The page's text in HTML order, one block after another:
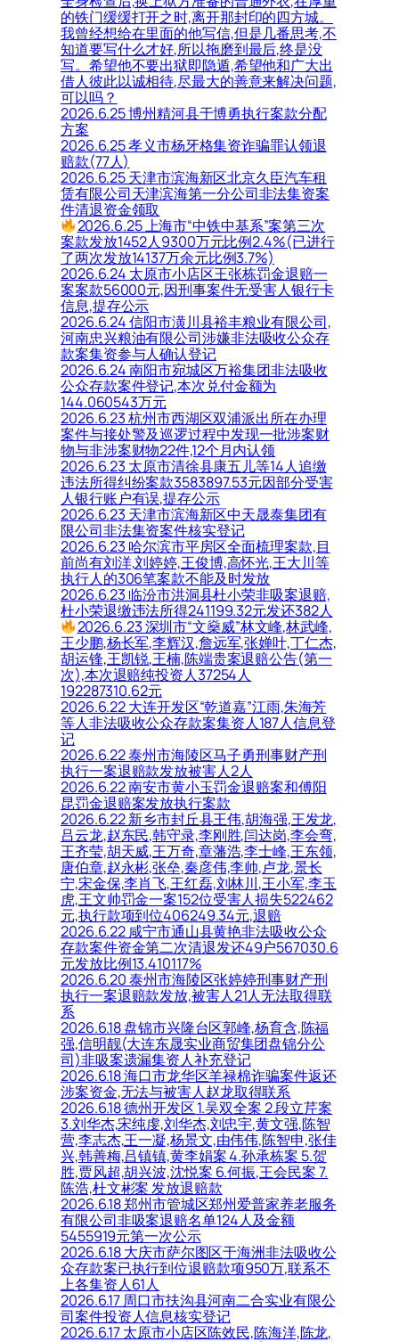
的铁门缓缓打开之时,离开那封印的四方城。
我曾经想给在里面的他写信,但是几番思考,不
知道要写什么才好,所以拖磨到最后,终是没
写。希望他不要出狱即隐遁,希望他和广大出
借人彼此以诚相待,尽最大的善意来解决问题,
可以吗？
2026.6.25 博州精河县于博勇执行案款分配
方案
2026.6.25 孝义市杨牙格集资诈骗罪认领退
赔款(77人)
2026.6.25 天津市滨海新区北京久臣汽车租
赁有限公司天津滨海第一分公司非法集资案
件清退资金领取
2026.6.25 上海市“中铁中基系”案第三次
案款发放1452人9300万元比例2.4%(已进行
了两次发放14137万余元比例3.7%)
2026.6.24 太原市小店区王张栋罚金退赔一
案案款56000元,因刑事案件无受害人银行卡
信息,提存公示
2026.6.24 信阳市潢川县裕丰粮业有限公司,
河南忠兴粮油有限公司涉嫌非法吸收公众存
款案集资参与人确认登记
2026.6.24 南阳市宛城区万裕集团非法吸收
公众存款案件登记,本次兑付金额为
144.060543万元
2026.6.23 杭州市西湖区双浦派出所在办理
案件与接处警及巡逻过程中发现一批涉案财
物与非涉案财物22件,12个月内认领
2026.6.23 太原市清徐县康五儿等14人追缴
违法所得纠纷案款3583897.53元因部分受害
人银行账户有误,提存公示
2026.6.23 天津市滨海新区中天晟泰集团有
限公司非法集资案件核实登记
2026.6.23 哈尔滨市平房区全面梳理案款,目
前尚有刘洋,刘婷婷,王俊博,高怀光,王大川等
执行人的306笔案款不能及时发放
2026.6.23 临汾市洪洞县杜小荣非吸案退赔,
杜小荣退缴违法所得241199.32元发还382人
2026.6.23 深圳市“文燊威”林文峰,林武峰,
王少鹏,杨长军,李辉汉,詹远军,张婵叶,丁仁杰,
胡运锋,王凯锐,王楠,陈端贵案退赔公告(第一
次),本次退赔纯投资人37254人
192287310.62元
2026.6.22 大连开发区“乾道嘉”江雨,朱海芳
等人非法吸收公众存款案集资人187人信息登
记
2026.6.22 泰州市海陵区马子勇刑事财产刑
执行一案退赔款发放被害人2人
2026.6.22 南安市黄小玉罚金退赔案和傅阳
昆罚金退赔案发放执行案款
2026.6.22 新乡市封丘县王伟,胡海强,王发龙,
吕云龙,赵东民,韩守录,李刚胜,闫达岗,李会弯,
王齐莹,胡天威,王万奇,章藩浩,李士峰,王东领,
唐伯章,赵永彬,张垒,秦彦伟,李帅,卢龙,景长
宁,宋金保,李肖飞,王红磊,刘林川,王小军,李玉
虎,王文帅罚金一案152位受害人损失522462
元,执行款项到位406249.34元,退赔
2026.6.22 咸宁市通山县黄艳非法吸收公众
存款案件资金第二次清退发还49户567030.6
元发放比例13.410117%
2026.6.20 泰州市海陵区张婷婷刑事财产刑
执行一案退赔款发放,被害人21人无法取得联
系
2026.6.18 盘锦市兴隆台区郭峰,杨育含,陈福
强,信明靓(大连东晟实业商贸集团盘锦分公
司)非吸案遗漏集资人补充登记
2026.6.18 海口市龙华区羊禄棉诈骗案件返还
涉案资金,无法与被害人赵龙取得联系
2026.6.18 德州开发区 1.吴双全案 2.段立芹案
3.刘华杰,宋纯虔,刘华杰,刘忠宇,黄文强,陈智
营,李志杰,王一凝,杨景文,由伟伟,陈智申,张佳
兴,韩善梅,吕镇镇,黄李娟案 4.孙承栋案 5.贺
胜,贾风超,胡兴波,沈悦案 6.何振,王会民案 7.
陈浩,杜文彬案 发放退赔款
2026.6.18 郑州市管城区郑州爱普家养老服务
有限公司非吸案退赔名单124人及金额
5455919元第一次公示
2026.6.18 大庆市萨尔图区于海洲非法吸收公
众存款案已执行到位退赔款项950万,联系不
上各集资人61人
2026.6.17 周口市扶沟县河南二合实业有限公
司案件投资人信息核实登记
2026.6.17 太原市小店区陈效民,陈海洋,陈龙,